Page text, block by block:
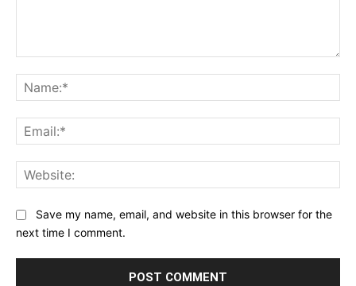
Save my name, email, and website in this browser for the
next time I comment.